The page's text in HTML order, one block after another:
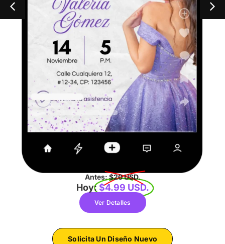
Hoy:$4.99 USD.
Ver Detalles
Antes:$20 USD.
Solicita Un Diseño Nuevo